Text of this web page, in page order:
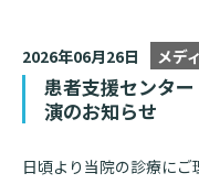
当院のご紹介
2026年06月26日 メデ
患者支援センタ
演のお知らせ
日頃より当院の診療に